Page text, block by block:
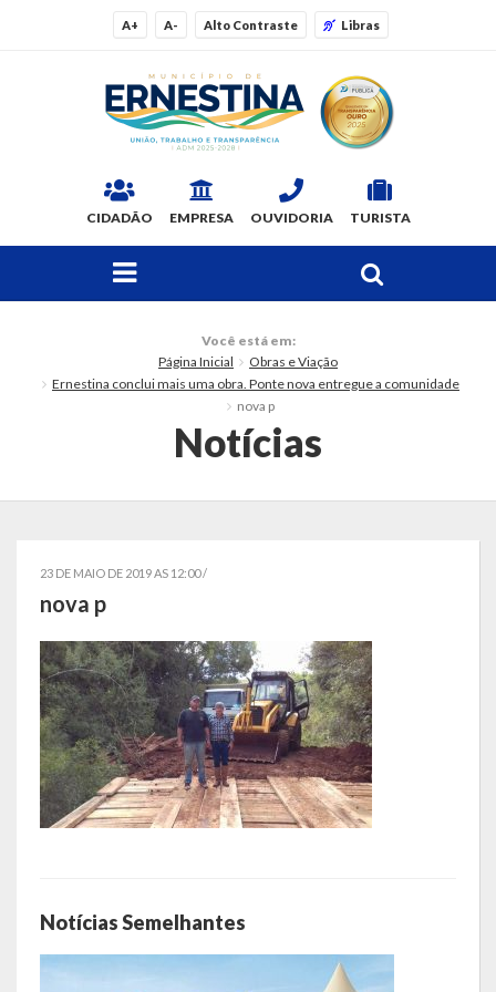
A+ A- Alto Contraste Libras
CIDADÃO EMPRESA OUVIDORIA TURISTA
Dados Gerais
Símbolos
Telefones Úteis
Secretarias
Estrutura organizacional
Administração
Assistência Social
Escola Municipal de Educação Infantil Dr. Orlando Rojas
Você está em:
Página Inicial
Obras e Viação
Ernestina conclui mais uma obra. Ponte nova entregue a comunidade
nova p
Notícias
23 DE MAIO DE 2019 AS 12:00 /
nova p
Notícias Semelhantes